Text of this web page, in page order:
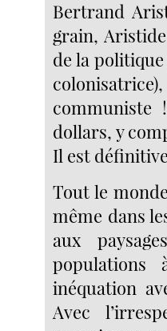
Bertrand
grain,
de la
dollars, y
Il est
Tout le
même dans
aux
populations
inéquation
Avec